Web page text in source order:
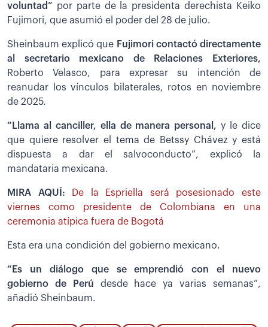
voluntad” por parte de la presidenta derechista Keiko
Fujimori, que asumió el poder del 28 de julio.
Sheinbaum explicó que Fujimori contactó directamente
al secretario mexicano de Relaciones Exteriores,
Roberto Velasco, para expresar su intención de
reanudar los vínculos bilaterales, rotos en noviembre
de 2025.
“Llama al canciller, ella de manera personal, y le dice
que quiere resolver el tema de Betssy Chávez y está
dispuesta a dar el salvoconducto”, explicó la
mandataria mexicana.
MIRA AQUÍ:
De la Espriella será posesionado este
viernes como presidente de Colombiana en una
ceremonia atípica fuera de Bogotá
Esta era una condición del gobierno mexicano.
“Es un diálogo que se emprendió con el nuevo
gobierno de Perú desde hace ya varias semanas”,
añadió Sheinbaum.